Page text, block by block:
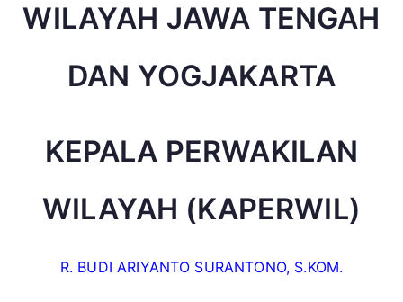
WILAYAH JAWA TENGAH
DAN YOGJAKARTA
KEPALA PERWAKILAN
WILAYAH (KAPERWIL)
R. BUDI ARIYANTO SURANTONO, S.KOM.